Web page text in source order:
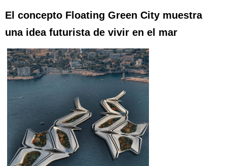
El concepto Floating Green City muestra
una idea futurista de vivir en el mar